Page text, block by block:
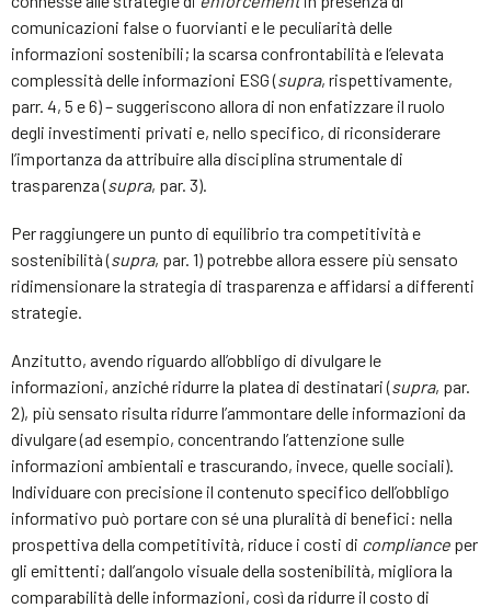
comunicazioni false o fuorvianti e le peculiarità delle
informazioni sostenibili; la scarsa confrontabilità e l’elevata
complessità delle informazioni ESG (supra, rispettivamente,
parr. 4, 5 e 6) – suggeriscono allora di non enfatizzare il ruolo
degli investimenti privati e, nello specifico, di riconsiderare
l’importanza da attribuire alla disciplina strumentale di
trasparenza (supra, par. 3).
Per raggiungere un punto di equilibrio tra competitività e
sostenibilità (supra, par. 1) potrebbe allora essere più sensato
ridimensionare la strategia di trasparenza e affidarsi a differenti
strategie.
Anzitutto, avendo riguardo all’obbligo di divulgare le
informazioni, anziché ridurre la platea di destinatari (supra, par.
2), più sensato risulta ridurre l’ammontare delle informazioni da
divulgare (ad esempio, concentrando l’attenzione sulle
informazioni ambientali e trascurando, invece, quelle sociali).
Individuare con precisione il contenuto specifico dell’obbligo
informativo può portare con sé una pluralità di benefici: nella
prospettiva della competitività, riduce i costi di compliance per
gli emittenti; dall’angolo visuale della sostenibilità, migliora la
comparabilità delle informazioni, così da ridurre il costo di